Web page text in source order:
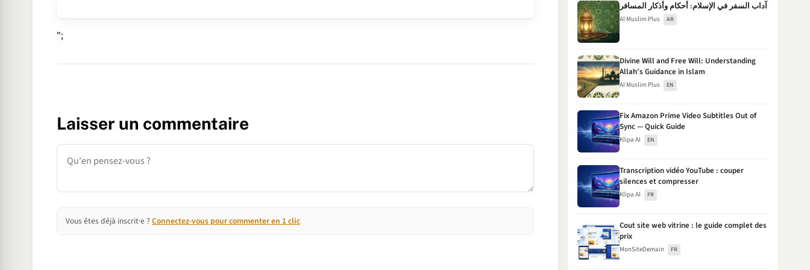
";
Laisser un commentaire
Commentaire
Vous êtes déjà inscrit·e ? Connectez-vous pour commenter en 1 clic
آداب السفر في الإسلام: أحكام وأذكار المسافر
Al Muslim Plus AR
Divine Will and Free Will: Understanding
Allah’s Guidance in Islam
Al Muslim Plus EN
Fix Amazon Prime Video Subtitles Out of
Sync — Quick Guide
Klipa AI EN
Transcription vidéo YouTube : couper
silences et compresser
Klipa AI FR
Cout site web vitrine : le guide complet des
prix
MonSiteDemain FR